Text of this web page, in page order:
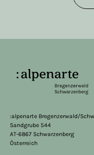
:alpenarte Bregenzerwald/
Sandgrube 544
AT-6867 Schwarzenberg
Österreich